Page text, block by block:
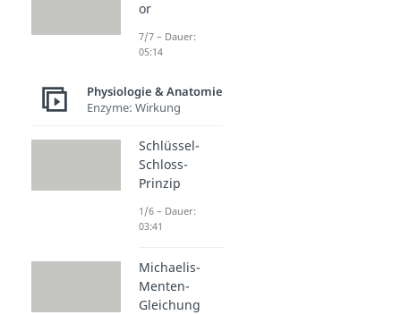
or
7/7 – Dauer:
05:14
Physiologie & Anatomie
Enzyme: Wirkung
Schlüssel-
Schloss-
Prinzip
1/6 – Dauer:
03:41
Michaelis-
Menten-
Gleichung